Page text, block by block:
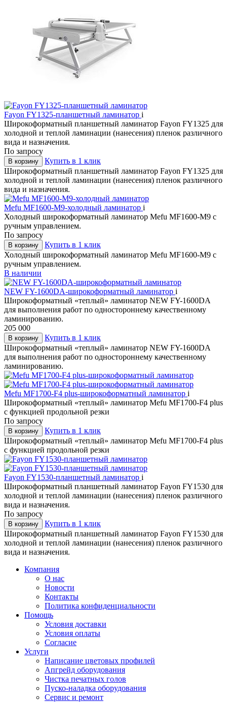
Fayon FY1325-планшетный ламинатор i
Широкоформатный планшетный ламинатор Fayon FY1325 для
холодной и теплой ламинации (нанесения) пленок различного
вида и назначения.
По запросу
В корзину
Купить в 1 клик
Широкоформатный планшетный ламинатор Fayon FY1325 для
холодной и теплой ламинации (нанесения) пленок различного
вида и назначения.
Mefu MF1600-M9-холодный ламинатор i
Холодный широкоформатный ламинатор Mefu MF1600-M9 с
ручным управлением.
По запросу
В корзину
Купить в 1 клик
Холодный широкоформатный ламинатор Mefu MF1600-M9 с
ручным управлением.
В наличии
NEW FY-1600DA-широкоформатный ламинатор i
Широкоформатный «теплый» ламинатор NEW FY-1600DA
для выполнения работ по одностороннему качественному
ламинированию.
205 000
В корзину
Купить в 1 клик
Широкоформатный «теплый» ламинатор NEW FY-1600DA
для выполнения работ по одностороннему качественному
ламинированию.
Mefu MF1700-F4 plus-широкоформатный ламинатор i
Широкоформатный «теплый» ламинатор Mefu MF1700-F4 plus
с функцией продольной резки
По запросу
В корзину
Купить в 1 клик
Широкоформатный «теплый» ламинатор Mefu MF1700-F4 plus
с функцией продольной резки
Fayon FY1530-планшетный ламинатор i
Широкоформатный планшетный ламинатор Fayon FY1530 для
холодной и теплой ламинации (нанесения) пленок различного
вида и назначения.
По запросу
В корзину
Купить в 1 клик
Широкоформатный планшетный ламинатор Fayon FY1530 для
холодной и теплой ламинации (нанесения) пленок различного
вида и назначения.
Компания
О нас
Новости
Контакты
Политика конфиденциальности
Помощь
Условия доставки
Условия оплаты
Согласие
Услуги
Написание цветовых профилей
Апгрейд оборудования
Чистка печатных голов
Пуско-наладка оборудования
Сервис и ремонт